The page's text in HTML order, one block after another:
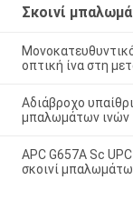
Σκοινί
οπτική ίνα στη
Αδιάβροχο
μπαλωμάτων ινών
APC G657A Sc
σκοινί